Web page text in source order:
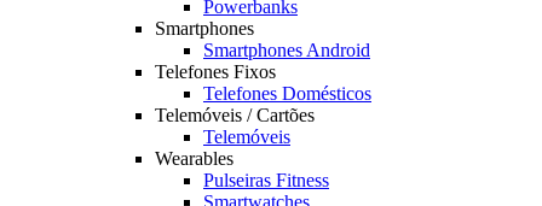
Powerbanks
Smartphones
Smartphones Android
Telefones Fixos
Telefones Domésticos
Telemóveis / Cartões
Telemóveis
Wearables
Pulseiras Fitness
Smartwatches